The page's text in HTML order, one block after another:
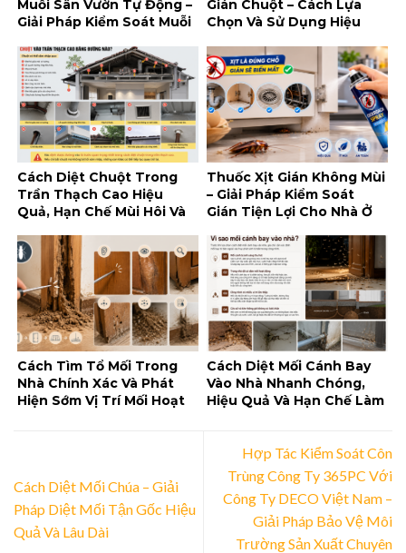
Muỗi Sân Vườn Tự Động –
Giải Pháp Kiểm Soát Muỗi
Ngoài Trời
Gián Chuột – Cách Lựa
Chọn Và Sử Dụng Hiệu
Cách Diệt Chuột Trong
Trần Thạch Cao Hiệu
Quả, Hạn Chế Mùi Hôi Và
Thuốc Xịt Gián Không Mùi
– Giải Pháp Kiểm Soát
Gián Tiện Lợi Cho Nhà Ở
Cách Tìm Tổ Mối Trong
Nhà Chính Xác Và Phát
Hiện Sớm Vị Trí Mối Hoạt
Cách Diệt Mối Cánh Bay
Vào Nhà Nhanh Chóng,
Hiệu Quả Và Hạn Chế Làm
Cách Diệt Mối Chúa – Giải
Pháp Diệt Mối Tận Gốc Hiệu
Quả Và Lâu Dài
Hợp Tác Kiểm Soát Côn
Trùng Công Ty 365PC Với
Công Ty DECO Việt Nam –
Giải Pháp Bảo Vệ Môi
Trường Sản Xuất Chuyên